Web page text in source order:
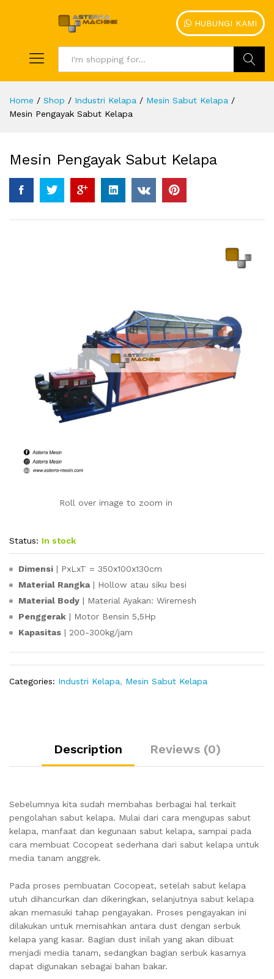
HUBUNGI KAMI
Search
Home / Shop / Industri Kelapa / Mesin Sabut Kelapa /
Mesin Pengayak Sabut Kelapa
Mesin Pengayak Sabut Kelapa
Roll over image to zoom in
Status: In stock
Dimensi | PxLxT = 350x100x130cm
Material Rangka| Hollow atau siku besi
Material Body | Material Ayakan: Wiremesh
Penggerak | Motor Bensin 5,5Hp
Kapasitas | 200-300kg/jam
Categories: Industri Kelapa, Mesin Sabut Kelapa
Description Reviews (0)
Sebelumnya kita sudah membahas berbagai hal terkait
pengolahan sabut kelapa. Mulai dari cara mengupas sabut
kelapa, manfaat dan kegunaan sabut kelapa, sampai pada
cara membuat Cocopeat sederhana dari sabut kelapa untuk
media tanam anggrek.
Pada proses pembuatan Cocopeat, setelah sabut kelapa
utuh dihancurkan dan dikeringkan, selanjutnya sabut kelapa
akan memasuki tahap pengayakan. Proses pengayakan ini
dilakukan untuk memisahkan antara dust dengan serbuk
kelapa yang kasar. Bagian dust inilah yang akan dibuat
menjadi media tanam, sedangkan bagian serbuk kasarnya
dapat digunakan sebagai bahan bakar.